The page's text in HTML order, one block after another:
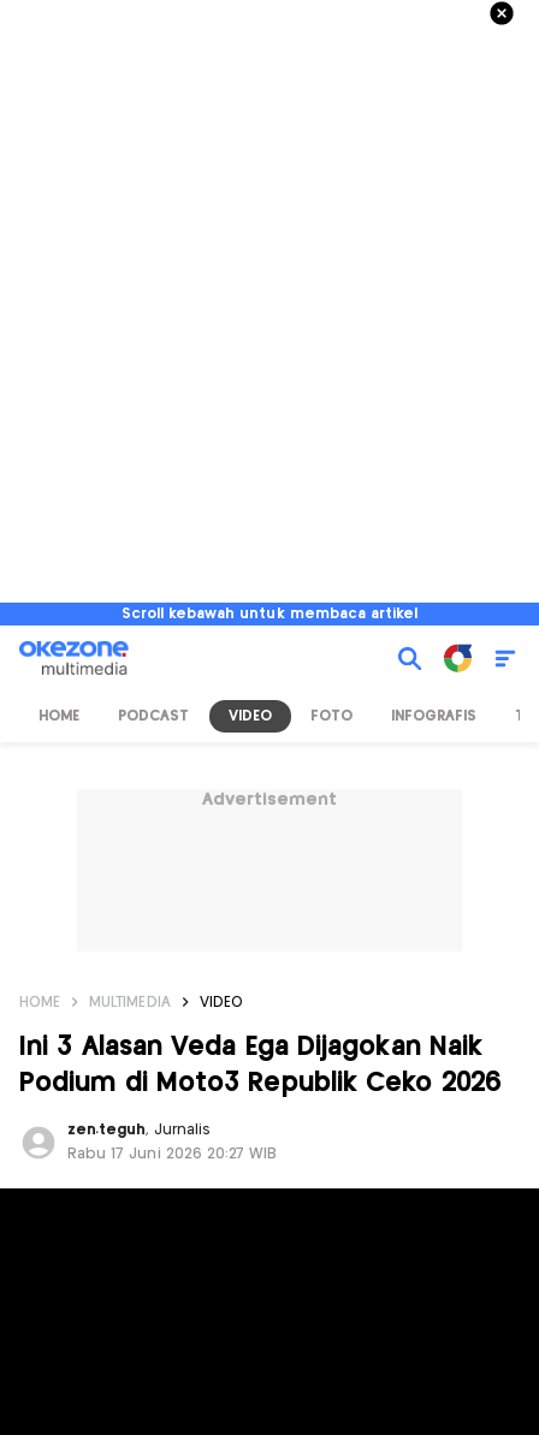
Scroll kebawah untuk membaca artikel
HOME PODCAST VIDEO FOTO INFOGRAFIS TV
Advertisement
HOME MULTIMEDIA VIDEO
Ini 3 Alasan Veda Ega Dijagokan Naik
Podium di Moto3 Republik Ceko 2026
zen.teguh, Jurnalis
Rabu 17 Juni 2026 20:27 WIB